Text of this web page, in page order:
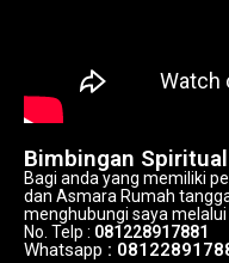
Bimbingan
Bagi anda yang memiliki
dan Asmara Rumah
menghubungi saya
No. Telp : 081228917881
Whatsapp :